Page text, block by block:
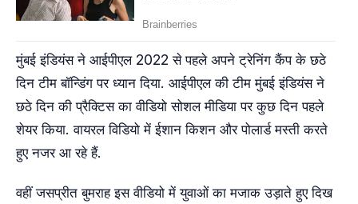
मुंबई इंडियंस ने आईपीएल 2022 से पहले अपने ट्रेनिंग कैंप के छठे
दिन टीम बॉन्डिंग पर ध्‍यान दिया. आईपीएल की टीम मुंबई इंडियंस ने
छठे दिन की प्रैक्टिस का वीडियो सोशल मीडिया पर कुछ दिन पहले
शेयर किया. वायरल विडियो में ईशान किशन और पोलार्ड मस्ती करते
हुए नजर आ रहे हैं.
वहीं जसप्रीत बुमराह इस वीडियो में युवाओं का मजाक उड़ाते हुए दिख